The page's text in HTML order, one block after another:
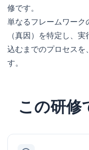
修です。
単なるフレームワーク
（真因）を特定し、
込むまでのプロセスを
す。
この研修